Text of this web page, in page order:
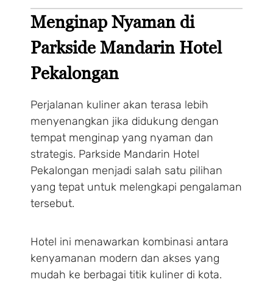
Menginap Nyaman di
Parkside Mandarin Hotel
Pekalongan
Perjalanan kuliner akan terasa lebih
menyenangkan jika didukung dengan
tempat menginap yang nyaman dan
strategis. Parkside Mandarin Hotel
Pekalongan menjadi salah satu pilihan
yang tepat untuk melengkapi pengalaman
tersebut.
Hotel ini menawarkan kombinasi antara
kenyamanan modern dan akses yang
mudah ke berbagai titik kuliner di kota.